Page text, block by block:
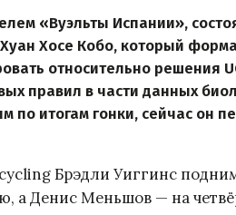
«Вуэльты Испании»,
Хосе Кобо, который
относительно решения
правил в части данных
по итогам гонки, сейчас он
Брэдли Уиггинс
а Денис Меньшов — на